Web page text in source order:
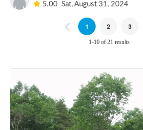
5.00 Sat, August 31, 2024
Previous
1 2 3
1-10 of 21 results